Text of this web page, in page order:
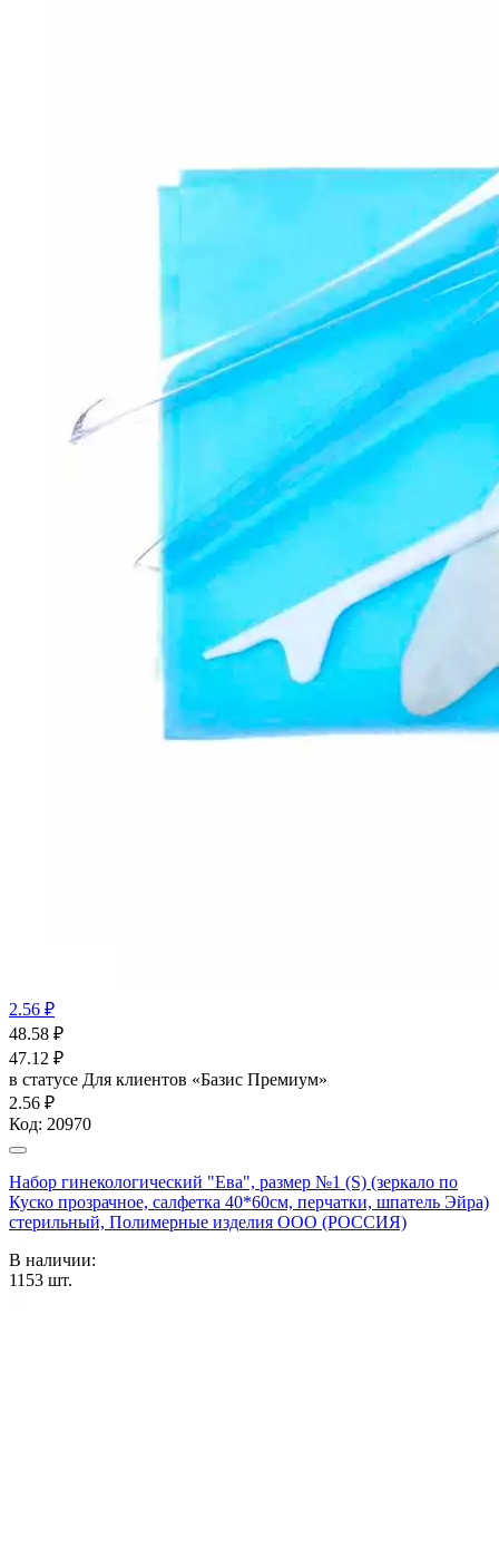
2.56 ₽
48.58 ₽
47.12 ₽
в статусе Для клиентов «Базис Премиум»
2.56 ₽
Код: 20970
Набор гинекологический "Ева", размер №1 (S) (зеркало по
Куско прозрачное, салфетка 40*60см, перчатки, шпатель Эйра)
стерильный, Полимерные изделия OOO (РОССИЯ)
В наличии:
1153 шт.